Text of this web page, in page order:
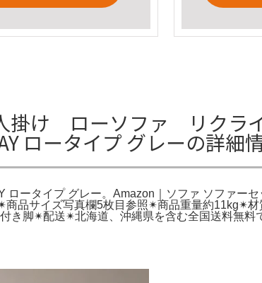
け ローソファ リクラ
ロータイプ グレーの詳細
ロータイプ グレー。Amazon｜ソファ ソファー
商品サイズ写真欄5枚目参照✴︎商品重量約11kg✴︎
き脚✴︎配送✴︎北海道、沖縄県を含む全国送料無